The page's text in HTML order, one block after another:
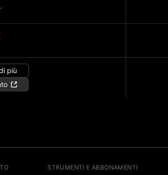
più
STRUMENTI E ABBONAMENTI